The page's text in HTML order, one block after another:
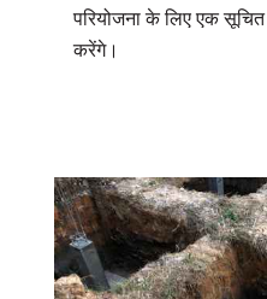
परियोजना के लिए एक
करेंगे।